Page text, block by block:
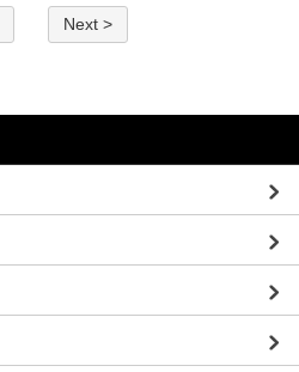
Next >